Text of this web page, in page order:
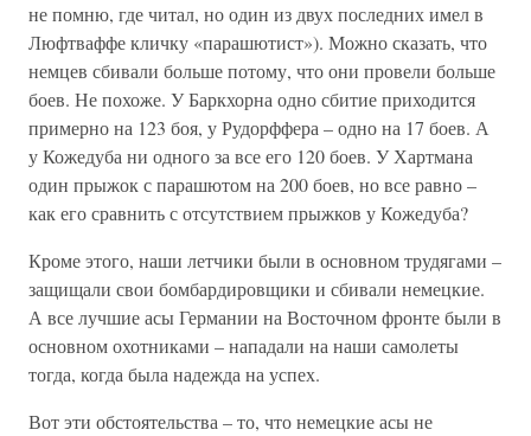
не помню, где читал, но один из двух последних имел в
Люфтваффе кличку «парашютист»). Можно сказать, что
немцев сбивали больше потому, что они провели больше
боев. Не похоже. У Баркхорна одно сбитие приходится
примерно на 123 боя, у Рудорффера – одно на 17 боев. А
у Кожедуба ни одного за все его 120 боев. У Хартмана
один прыжок с парашютом на 200 боев, но все равно –
как его сравнить с отсутствием прыжков у Кожедуба?
Кроме этого, наши летчики были в основном трудягами –
защищали свои бомбардировщики и сбивали немецкие.
А все лучшие асы Германии на Восточном фронте были в
основном охотниками – нападали на наши самолеты
тогда, когда была надежда на успех.
Вот эти обстоятельства – то, что немецкие асы не